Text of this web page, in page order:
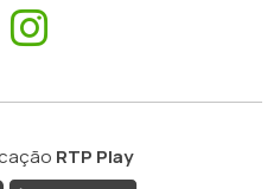
Facebook
RTP Play